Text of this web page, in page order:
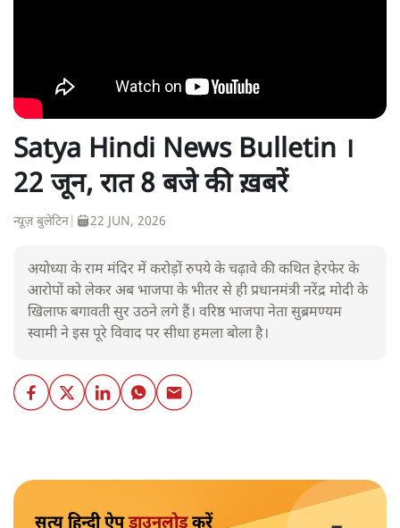
Satya Hindi News Bulletin ।
22 जून, रात 8 बजे की ख़बरें
न्यूज़ बुलेटिन 22 JUN, 2026
अयोध्या के राम मंदिर में करोड़ों रुपये के चढ़ावे की कथित हेरफेर के
आरोपों को लेकर अब भाजपा के भीतर से ही प्रधानमंत्री नरेंद्र मोदी के
खिलाफ बगावती सुर उठने लगे हैं। वरिष्ठ भाजपा नेता सुब्रमण्यम
स्वामी ने इस पूरे विवाद पर सीधा हमला बोला है।
सत्य हिन्दी ऐपडाउनलोडकरें